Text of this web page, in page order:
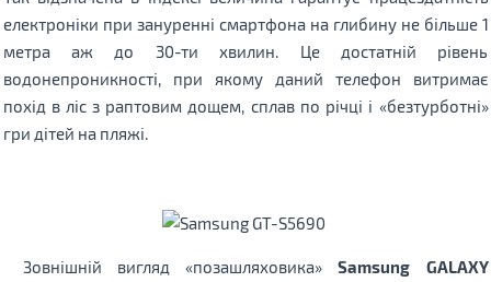
електроніки при зануренні смартфона на глибину не більше 1
метра аж до 30-ти хвилин. Це достатній рівень
водонепроникності, при якому даний телефон витримає
похід в ліс з раптовим дощем, сплав по річці і «безтурботні»
гри дітей на пляжі.
Зовнішній вигляд «позашляховика»Samsung GALAXY